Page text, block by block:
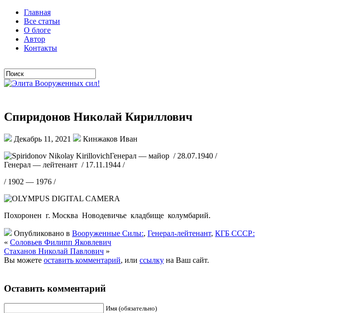
Главная
Все статьи
О блоге
Автор
Контакты
Спиридонов Николай Кириллович
Декабрь 11, 2021
Кинжаков Иван
Генерал — майор / 28.07.1940 /
Генерал — лейтенант / 17.11.1944 /
/ 1902 — 1976 /
Похоронен г. Москва Новодевичье кладбище колумбарий.
Опубликовано в Вооруженные Силы:, Генерал-лейтенант, КГБ СССР:
« Соловьев Филипп Яковлевич
Стаханов Николай Павлович »
Вы можете оставить комментарий, или ссылку на Ваш сайт.
Оставить комментарий
Имя (обязательно)